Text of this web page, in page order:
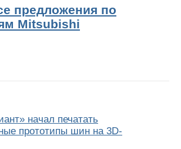
предложения по
Mitsubishi
начал печатать
прототипы шин на 3D-